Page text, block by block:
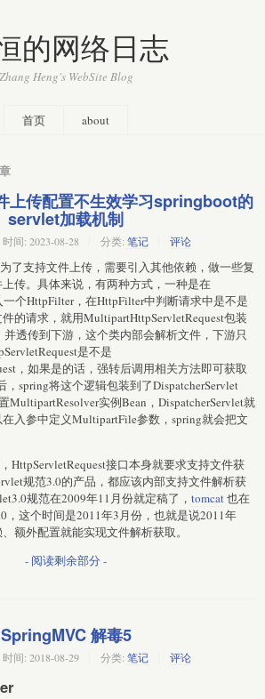
的网络日志
Zhang Heng's WebSite Blog
首页 about
上传配置不生效学习springboot的
servlet加载机制
时间: 2023-08-28 分类: 笔记 评论
了支持文件上传，需要引入其他依赖，做一些复
传。具体来说，有两种方式，一种是在
个HttpFilter，在HttpFilter中判断请求中是不是
的请求，就用MultipartHttpServletRequest包装
并透传到下游，这个类内部会解析文件，下游只
是不是
，如果是的话，强转后调用相关方法即可获取
，spring将这个逻辑包装到了DispatcherServlet
MultipartResolver实例Bean，DispatcherServlet就
入参中定义MultipartFile参数，spring就会把文
HttpServletRequest接口本身就要求支持文件获
规范3.0的产品，都应该内部支持文件解析获
规范在2009年11月份就定稿了， tomcat也在
，这个时间是2011年3月份，也就是说2011年
额外配置就能实现文件解析获取。
- 阅读剩余部分 -
SpringMVC 解毒5
时间: 2018-08-29 分类: 笔记 评论